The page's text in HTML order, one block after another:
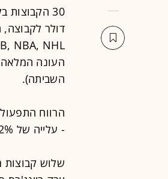
העונה המלאה
השביתה).
- עלייה של 82% בהשוואה לעונת 2011/12.
שלוש קבוצות